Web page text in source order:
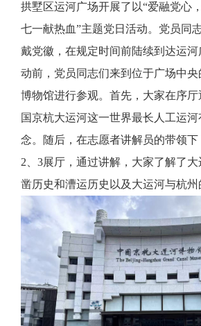
拱墅区运河广场开展了以“爱融党心
七一献热血”主题党日活动。党员同
戴党徽，在规定时间前陆续到达运
动前，党员同志们来到位于广场中
博物馆进行参观。首先，大家在序
国京杭大运河这一世界最长人工运
念。随后，在志愿者讲解员的带领下
2 、3展厅，通过讲解，大家了解了
凿历史和漕运历史以及大运河与杭州